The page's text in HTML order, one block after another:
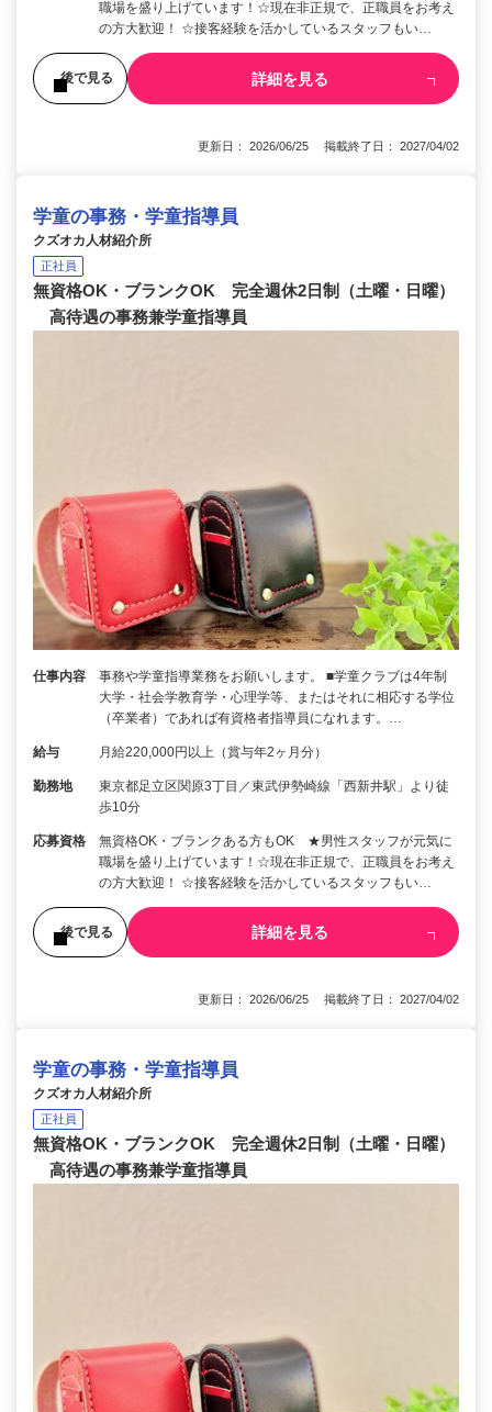
職場を盛り上げています！☆現在非正規で、正職員をお考え
の方大歓迎！ ☆接客経験を活かしているスタッフもい…
後で見る 詳細を見る
更新日： 2026/06/25 掲載終了日： 2027/04/02
学童の事務・学童指導員
クズオカ人材紹介所
正社員
無資格OK・ブランクOK 完全週休2日制（土曜・日曜）
高待遇の事務兼学童指導員
仕事内容
事務や学童指導業務をお願いします。 ■学童クラブは4年制
大学・社会学教育学・心理学等、またはそれに相応する学位
（卒業者）であれば有資格者指導員になれます。…
給与 月給220,000円以上（賞与年2ヶ月分）
勤務地
東京都足立区関原3丁目／東武伊勢崎線「西新井駅」より徒
歩10分
応募資格
無資格OK・ブランクある方もOK ★男性スタッフが元気に
職場を盛り上げています！☆現在非正規で、正職員をお考え
の方大歓迎！ ☆接客経験を活かしているスタッフもい…
後で見る 詳細を見る
更新日： 2026/06/25 掲載終了日： 2027/04/02
学童の事務・学童指導員
クズオカ人材紹介所
正社員
無資格OK・ブランクOK 完全週休2日制（土曜・日曜）
高待遇の事務兼学童指導員